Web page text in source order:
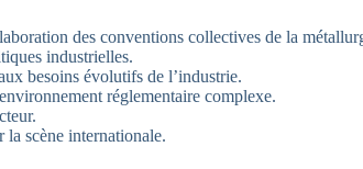
des conventions collectives de la
industrielles.
besoins évolutifs de l’industrie.
réglementaire complexe.
scène internationale.